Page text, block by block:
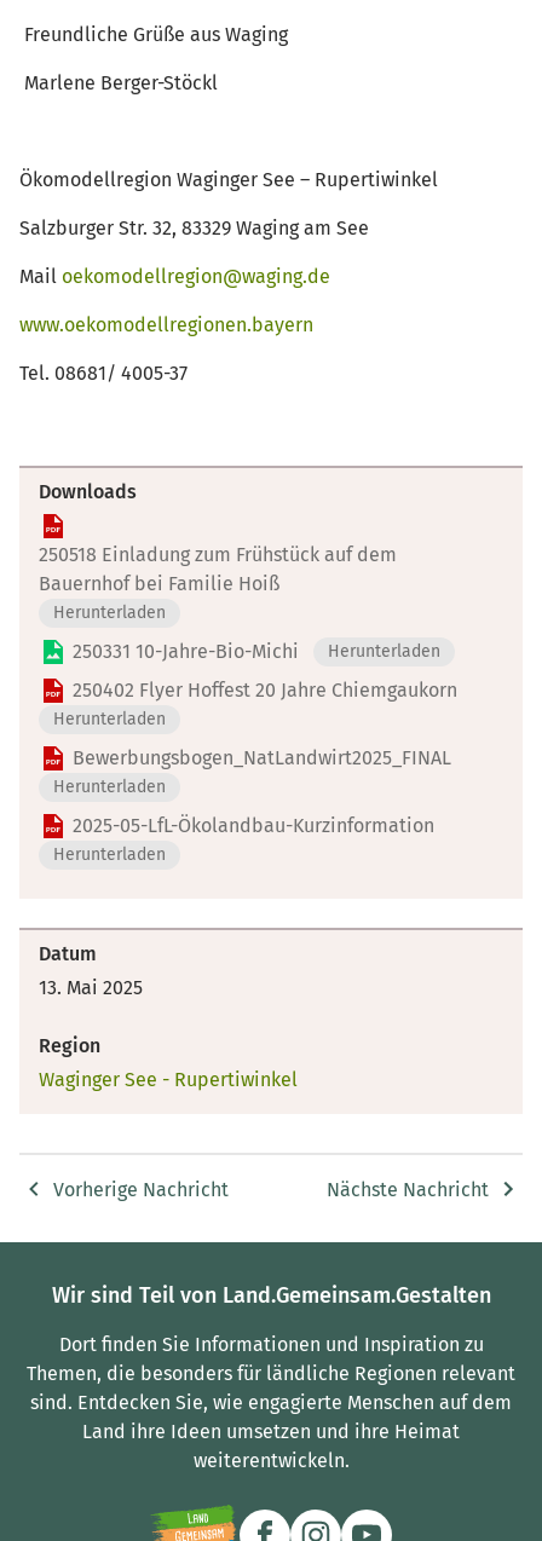
Freundliche Grüße aus Waging
Marlene Berger-Stöckl
Ökomodellregion Waginger See – Rupertiwinkel
Salzburger Str. 32, 83329 Waging am See
Mail oekomodellregion@waging.de
www.oekomodellregionen.bayern
Tel. 08681/ 4005-37
Downloads
250518 Einladung zum Frühstück auf dem
Bauernhof bei Familie Hoiß
Herunterladen
250331 10-Jahre-Bio-Michi Herunterladen
250402 Flyer Hoffest 20 Jahre Chiemgaukorn
Herunterladen
Bewerbungsbogen_NatLandwirt2025_FINAL
Herunterladen
2025-05-LfL-Ökolandbau-Kurzinformation
Herunterladen
Datum
13. Mai 2025
Region
Waginger See - Rupertiwinkel
Vorherige Nachricht Nächste Nachricht
Wir sind Teil von Land.Gemeinsam.Gestalten
Dort finden Sie Informationen und Inspiration zu
Themen, die besonders für ländliche Regionen relevant
sind. Entdecken Sie, wie engagierte Menschen auf dem
Land ihre Ideen umsetzen und ihre Heimat
weiterentwickeln.